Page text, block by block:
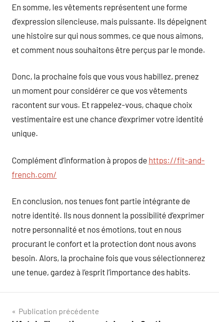
En somme, les vêtements représentent une forme
d’expression silencieuse, mais puissante. Ils dépeignent
une histoire sur qui nous sommes, ce que nous aimons,
et comment nous souhaitons être perçus par le monde.
Donc, la prochaine fois que vous vous habillez, prenez
un moment pour considérer ce que vos vêtements
racontent sur vous. Et rappelez-vous, chaque choix
vestimentaire est une chance d’exprimer votre identité
unique.
Complément d’information à propos de https://fit-and-
french.com/
En conclusion, nos tenues font partie intégrante de
notre identité. Ils nous donnent la possibilité d’exprimer
notre personnalité et nos émotions, tout en nous
procurant le confort et la protection dont nous avons
besoin. Alors, la prochaine fois que vous sélectionnerez
une tenue, gardez à l’esprit l’importance des habits.
Navigation
Publication précédente